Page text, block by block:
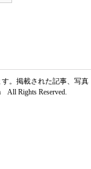
。掲載された記事、写真
Rights Reserved.